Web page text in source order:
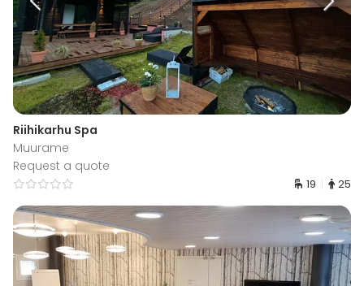
Riihikarhu Spa
Muurame
Request a quote
19 25